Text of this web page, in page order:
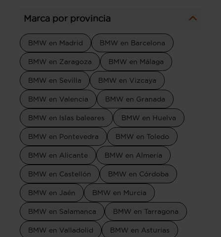
Marca por provincia
BMW en Madrid BMW en Barcelona
BMW en Zaragoza BMW en Málaga
BMW en Sevilla BMW en Vizcaya
BMW en Valencia BMW en Granada
BMW en Islas baleares BMW en Huelva
BMW en Pontevedra BMW en Toledo
BMW en Alicante BMW en Almería
BMW en Castellón BMW en Córdoba
BMW en Jaén BMW en Murcia
BMW en Salamanca BMW en Tarragona
BMW en Valladolid BMW en Asturias